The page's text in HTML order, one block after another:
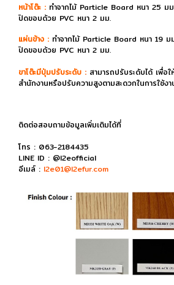
หน้าโต๊ะ : ทำจากไม้ Particle Board หนา 25 ม
ปิดขอบด้วย PVC หนา 2 มม.
แผ่นข้าง : ทำจากไม้ Particle Board หนา 19 ม
ปิดขอบด้วย PVC หนา 2 มม.
ขาโต๊ะมีปุ่มปรับระดับ : สามารถปรับระดับได้ เพื่
สำนักงานหรือปรับความสูงตามสะดวกในการใช้งา
ติดต่อสอบถามข้อมูลเพิ่มเติมได้ที่
โทร : 063-2184435
LINE ID : @l2eofficial
อีเมล์ : l2e01@l2efur.com